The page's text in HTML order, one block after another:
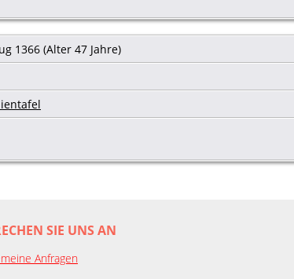
1366 (Alter 47 Jahre)
SIE UNS AN
Anfragen